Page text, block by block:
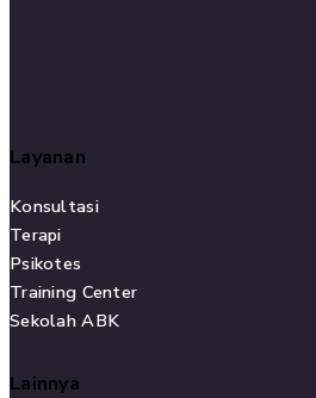
Layanan
Konsultasi
Terapi
Psikotes
Training Center
Sekolah ABK
Lainnya